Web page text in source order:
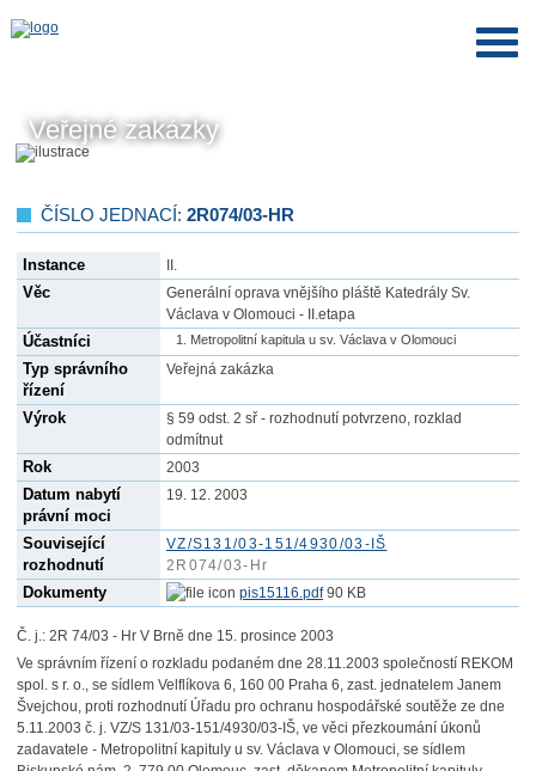
Veřejné zakázky
ČÍSLO JEDNACÍ: 2R074/03-HR
Instance II.
Věc
Generální oprava vnějšího pláště Katedrály Sv.
Václava v Olomouci - II.etapa
Účastníci Metropolitní kapitula u sv. Václava v Olomouci
Typ správního
řízení
Veřejná zakázka
Výrok
§ 59 odst. 2 sř - rozhodnutí potvrzeno, rozklad
odmítnut
Rok 2003
Datum nabytí
právní moci
19. 12. 2003
Související
rozhodnutí
VZ/S131/03-151/4930/03-IŠ
2R074/03-Hr
Dokumenty pis15116.pdf90 KB
Č. j.: 2R 74/03 - Hr V Brně dne 15. prosince 2003
Ve správním řízení o rozkladu podaném dne 28.11.2003 společností REKOM
spol. s r. o., se sídlem Velflíkova 6, 160 00 Praha 6, zast. jednatelem Janem
Švejchou, proti rozhodnutí Úřadu pro ochranu hospodářské soutěže ze dne
5.11.2003 č. j. VZ/S 131/03-151/4930/03-IŠ, ve věci přezkoumání úkonů
zadavatele - Metropolitní kapituly u sv. Václava v Olomouci, se sídlem